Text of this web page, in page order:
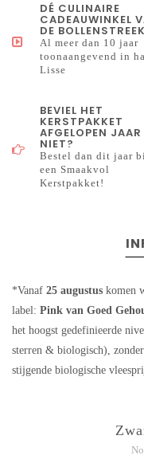
DÉ CULINAIRE
CADEAUWINKEL
DE
Al meer dan 10 jaar
toonaangevend in
Lisse
BEVIEL HET
KERSTPAKKET
AFGELOPEN JAAR
NIET?
Bestel dan dit jaar
een Smaakvol
Kerstpakket!
*Vanaf 25 augustus komen
label: Pink van Goed
het hoogst gedefinieerde
sterren & biologisch),
stijgende biologische